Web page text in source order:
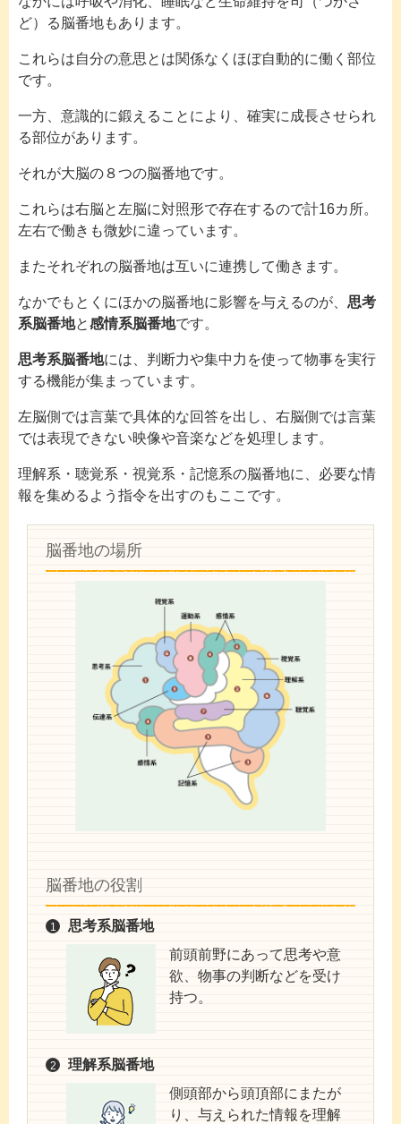
ど）る脳番地もあります。
これらは自分の意思とは関係なくほぼ自動的に働く部位
です。
一方、意識的に鍛えることにより、確実に成長させられ
る部位があります。
それが大脳の８つの脳番地です。
これらは右脳と左脳に対照形で存在するので計16カ所。
左右で働きも微妙に違っています。
またそれぞれの脳番地は互いに連携して働きます。
なかでもとくにほかの脳番地に影響を与えるのが、 思考
系脳番地と感情系脳番地です。
思考系脳番地には、判断力や集中力を使って物事を実行
する機能が集まっています。
左脳側では言葉で具体的な回答を出し、右脳側では言葉
では表現できない映像や音楽などを処理します。
理解系・聴覚系・視覚系・記憶系の脳番地に、必要な情
報を集めるよう指令を出すのもここです。
脳番地の場所
脳番地の役割
思考系脳番地
前頭前野にあって思考や意
欲、物事の判断などを受け
持つ。
理解系脳番地
側頭部から頭頂部にまたが
り、与えられた情報を理解